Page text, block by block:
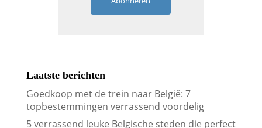
Laatste berichten
Goedkoop met de trein naar België: 7
topbestemmingen verrassend voordelig
5 verrassend leuke Belgische steden die perfect